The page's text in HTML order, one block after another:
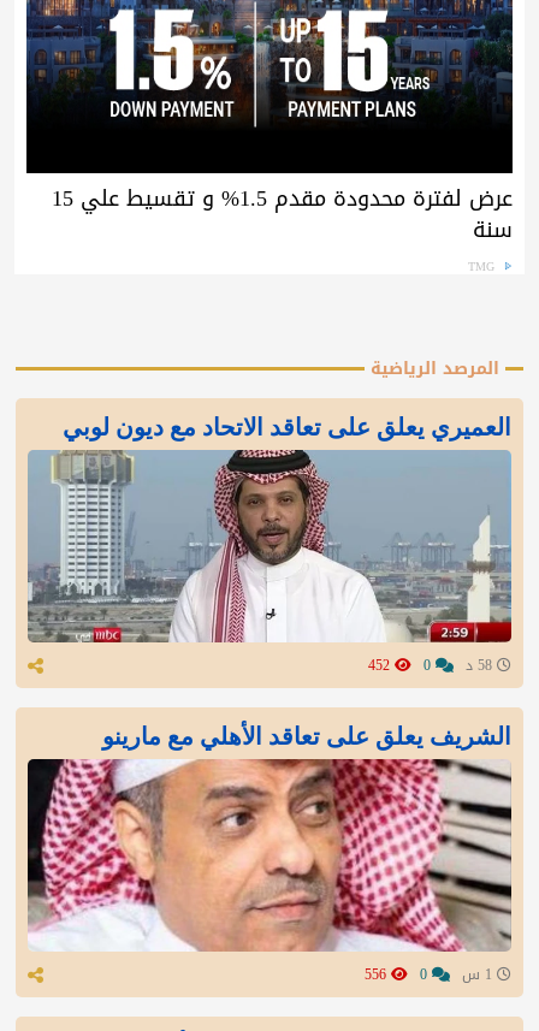
عرض لفترة محدودة مقدم 1.5% و تقسيط علي 15
سنة
TMG
المرصد الرياضية
العميري يعلق على تعاقد الاتحاد مع ديون لوبي
الشريف يعلق على تعاقد الأهلي مع مارينو